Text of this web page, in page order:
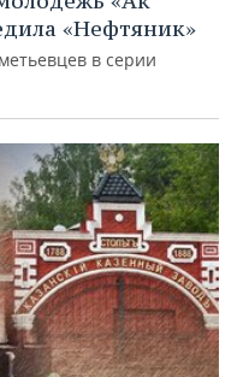
«Нефтяник»
в серии